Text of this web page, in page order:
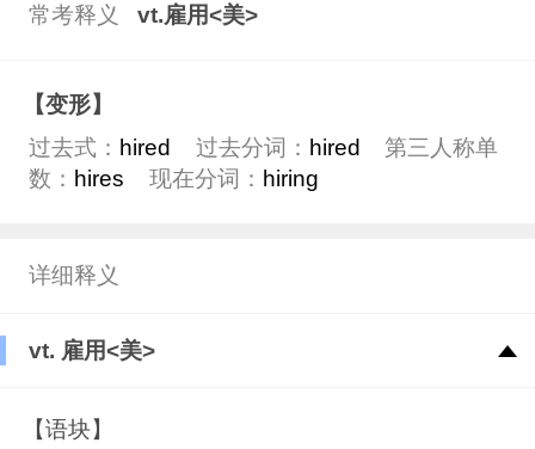
常考释义
vt.雇用<美>
【变形】
过去式： hired 过去分词： hired
第三人称单
数： hires 现在分词： hiring
详细释义
vt. 雇用<美>
【语块】